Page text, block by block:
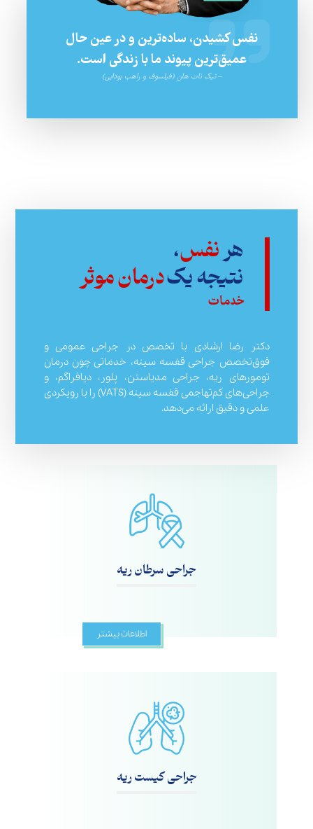
نفس کشیدن، ساده‌ترین و در عین حال
عمیق‌ترین پیوند ما با زندگی است.
–تیک نات هان (فیلسوف و راهب بودایی)
هرنفس،
نتیجه یکدرمان موثر
خدمات
دکتر رضا ارشادی با تخصص در جراحی عمومی و
فوق‌تخصص جراحی قفسه سینه، خدماتی چون درمان
تومورهای ریه، جراحی مدیاستن، پلور، دیافراگم، و
جراحی‌های کم‌تهاجمی قفسه سینه (VATS) را با رویکردی
علمی و دقیق ارائه می‌دهد.
جراحی سرطان ریه
اطلاعات بیشتر
جراحی کیست ریه